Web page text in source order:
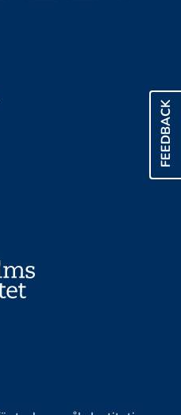
FEEDBACK